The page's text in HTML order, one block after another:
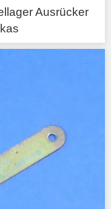
Ausrücker